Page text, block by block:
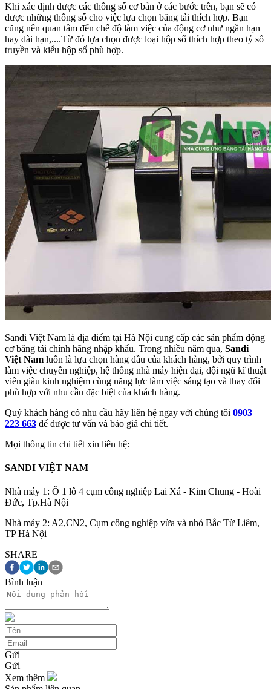
Khi xác định được các thông số cơ bản ở các bước trên, bạn sẽ có
được những thông số cho việc lựa chọn băng tải thích hợp. Bạn
cũng nên quan tâm đến chế độ làm việc của động cơ như ngắn hạn
hay dài hạn,....Từ đó lựa chọn được loại hộp số thích hợp theo tỷ số
truyền và kiểu hộp số phù hợp.
Sandi Việt Nam là địa điểm tại Hà Nội cung cấp các sản phẩm động
cơ băng tải chính hãng nhập khẩu. Trong nhiều năm qua, Sandi
Việt Nam luôn là lựa chọn hàng đầu của khách hàng, bởi quy trình
làm việc chuyên nghiệp, hệ thống nhà máy hiện đại, đội ngũ kĩ thuật
viên giàu kinh nghiệm cùng năng lực làm việc sáng tạo và thay đổi
phù hợp với nhu cầu đặc biệt của khách hàng.
Quý khách hàng có nhu cầu hãy liên hệ ngay với chúng tôi 0903
223 663 để được tư vấn và báo giá chi tiết.
Mọi thông tin chi tiết xin liên hệ:
SANDI VIỆT NAM
Nhà máy 1: Ô 1 lô 4 cụm công nghiệp Lai Xá - Kim Chung - Hoài
Đức, Tp.Hà Nội
Nhà máy 2: A2,CN2, Cụm công nghiệp vừa và nhỏ Bắc Từ Liêm,
TP Hà Nội
SHARE
Bình luận
Gửi
Gửi
Xem thêm